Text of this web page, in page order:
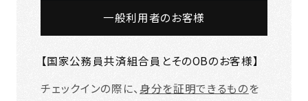
一般利用者のお客様
【国家公務員共済組合員とそのOBのお客様】
チェックインの際に、 身分を証明できるものを